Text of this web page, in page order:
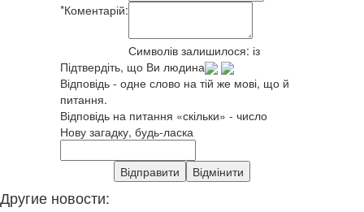
*Коментарій:
Символів залишилося: із
Підтвердіть, що Ви людина
Відповідь - одне слово на тій же мові, що й
питання.
Відповідь на питання «скільки» - число
Нову загадку, будь-ласка
Другие новости: